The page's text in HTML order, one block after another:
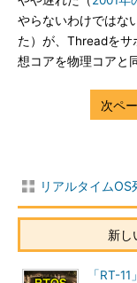
やらないわけではな
た）が、Threadをサ
想コアを物理コアと
リアルタイム
新し
「RT-